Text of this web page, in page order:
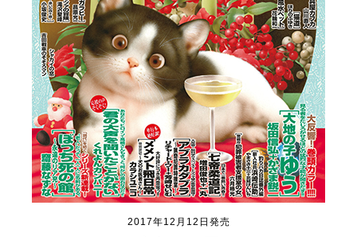
2017年12月12日発売